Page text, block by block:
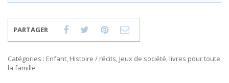
PARTAGER
Catégories : Enfant, Histoire / récits, Jeux de société, livres pour toute
la famille